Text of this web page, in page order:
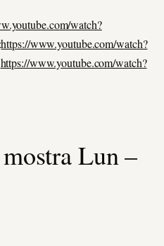
watch?
https://www.youtube.com/watch?
https://www.youtube.com/watch?
Lun –